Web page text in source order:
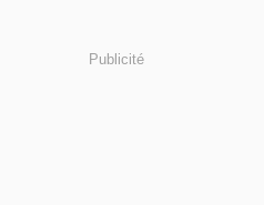
Publicité